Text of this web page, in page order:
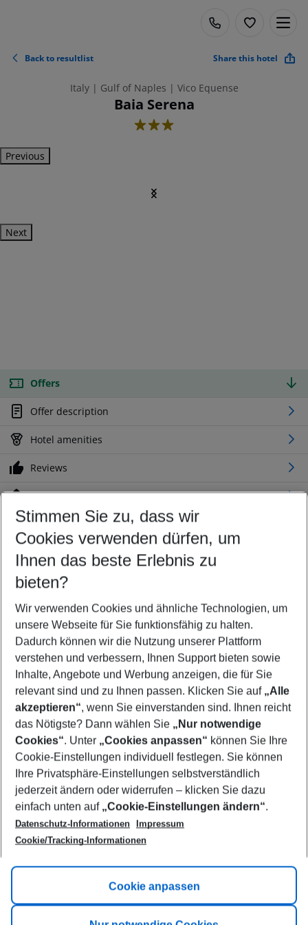
Back to resultlist Share this hotel
Italy | Gulf of Naples | Vico Equense
Baia Serena
3
Previous
Next
Offers
Offer description
Hotel amenities
Reviews
Location
Customize your offer
Find the perfect deal which suits your best
Your departure airport
Any airport
Select your date range
10/08/26–08/08/27 5-8 nights
Who will travel
2 adults No children
Show more filter
Footer
Footer navigation
Title A
Link A
Stimmen Sie zu, dass wir
Cookies verwenden dürfen, um
Ihnen das beste Erlebnis zu
bieten?
Wir verwenden Cookies und ähnliche Technologien, um
unsere Webseite für Sie funktionsfähig zu halten.
Dadurch können wir die Nutzung unserer Plattform
verstehen und verbessern, Ihnen Support bieten sowie
Inhalte, Angebote und Werbung anzeigen, die für Sie
relevant sind und zu Ihnen passen. Klicken Sie auf „Alle
akzeptieren“, wenn Sie einverstanden sind. Ihnen reicht
das Nötigste? Dann wählen Sie „Nur notwendige
Cookies“. Unter „Cookies anpassen“ können Sie Ihre
Cookie-Einstellungen individuell festlegen. Sie können
Ihre Privatsphäre-Einstellungen selbstverständlich
jederzeit ändern oder widerrufen – klicken Sie dazu
einfach unten auf „Cookie-Einstellungen ändern“.
Datenschutz-Informationen
Impressum
Cookie/Tracking-Informationen
Cookie anpassen